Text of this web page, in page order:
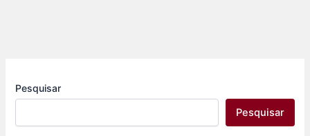
Pesquisar
Pesquisar